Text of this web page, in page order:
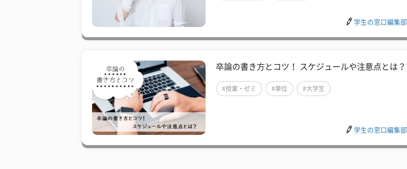
学生の窓口編集部
卒論の書き方とコツ！ スケジュールや注意点とは？
#授業・ゼミ #単位 #大学生
学生の窓口編集部